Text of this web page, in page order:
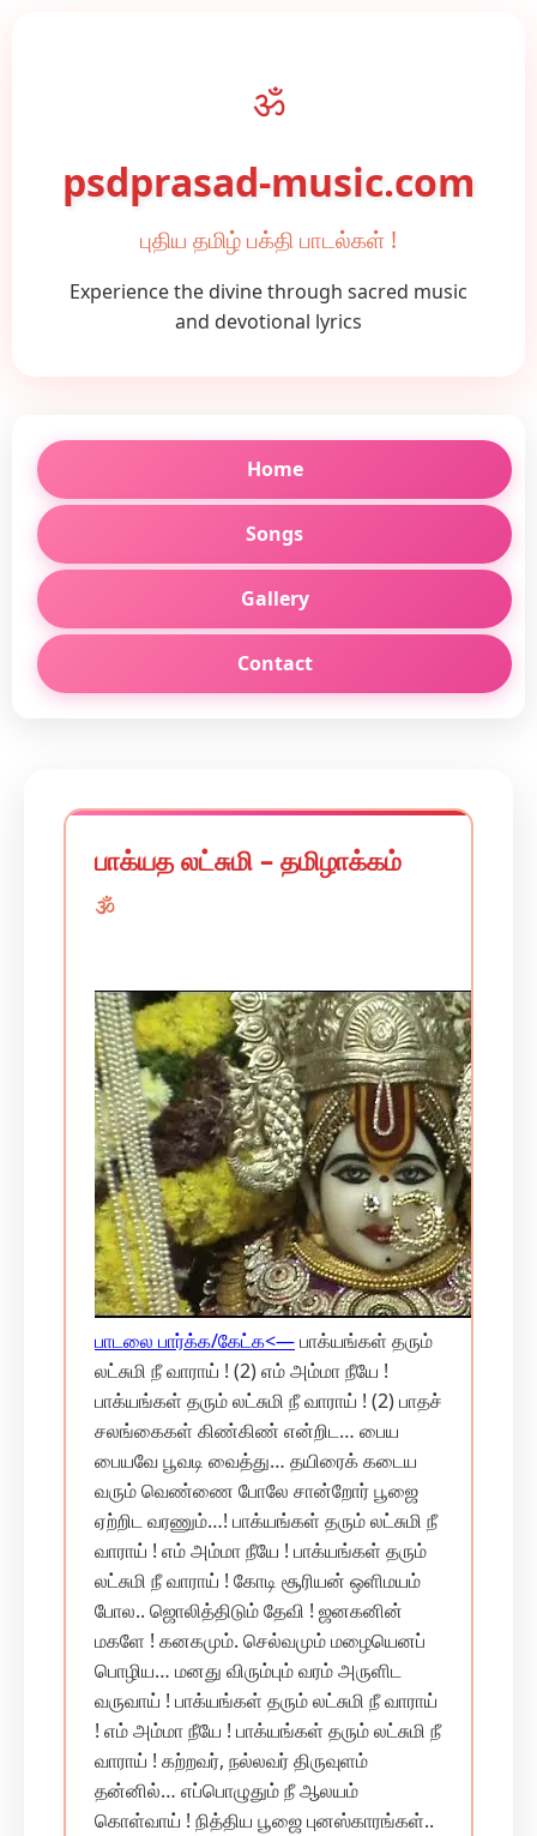
ॐ
psdprasad-music.com
புதிய தமிழ் பக்தி பாடல்கள் !
Experience the divine through sacred music
and devotional lyrics
Home
Songs
Gallery
Contact
பாக்யத லட்சுமி – தமிழாக்கம்
🕉️
பாடலை பார்க்க/கேட்க‌<—பாக்யங்கள் தரும்
லட்சுமி நீ வாராய் ! (2) எம் அம்மா நீயே !
பாக்யங்கள் தரும் லட்சுமி நீ வாராய் ! (2) பாதச்
சலங்கைகள் கிண்கிண் என்றிட… பைய
பையவே பூவடி வைத்து… தயிரைக் கடைய
வரும் வெண்ணை போலே சான்றோர் பூஜை
ஏற்றிட வரணும்…! பாக்யங்கள் தரும் லட்சுமி நீ
வாராய் ! எம் அம்மா நீயே ! பாக்யங்கள் தரும்
லட்சுமி நீ வாராய் ! கோடி சூரியன் ஒளிமயம்
போல.. ஜொலித்திடும் தேவி ! ஜனகனின்
மகளே ! கனகமும். செல்வமும் மழையெனப்
பொழிய… மனது விரும்பும் வரம் அருளிட
வருவாய் ! பாக்யங்கள் தரும் லட்சுமி நீ வாராய்
! எம் அம்மா நீயே ! பாக்யங்கள் தரும் லட்சுமி நீ
வாராய் ! கற்றவர், நல்லவர் திருவுளம்
தன்னில்… எப்பொழுதும் நீ ஆலயம்
கொள்வாய் ! நித்திய பூஜை புனஸ்காரங்கள்..